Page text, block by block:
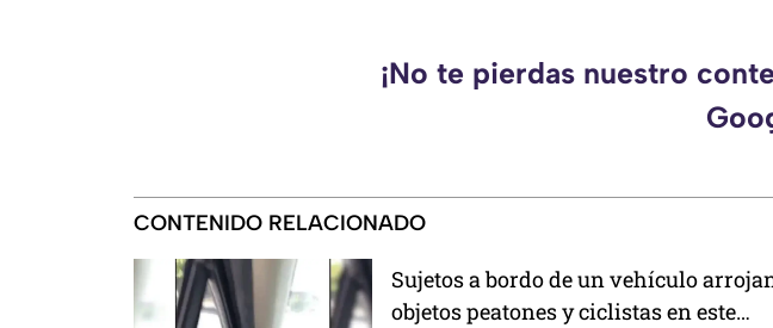
¡No te pierdas nuestro
CONTENIDO RELACIONADO
Sujetos a bordo de un vehículo
objetos peatones y ciclistas en este